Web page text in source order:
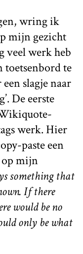
wring ik
mijn gezicht
veel werk heb
te
slagje naar
De eerste
werk. Hier
paste een
op mijn
something that
If there
would be no
only be what